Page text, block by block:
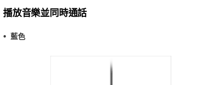
播放音樂並同時通話
藍色